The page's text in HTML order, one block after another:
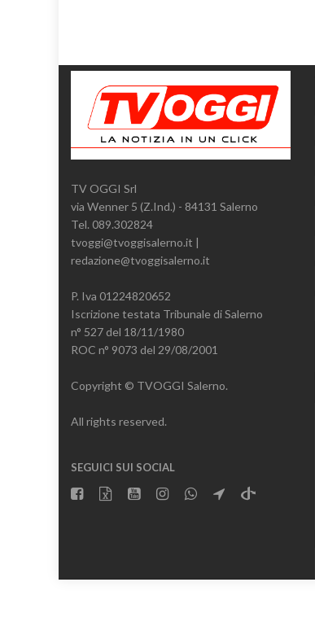
TV OGGI Srl
via Wenner 5 (Z.Ind.) - 84131 Salerno
Tel. 089.302824
tvoggi@tvoggisalerno.it |
redazione@tvoggisalerno.it
P. Iva 01224820652
Iscrizione testata Tribunale di Salerno
n° 527 del 18/11/1980
ROC n° 9073 del 29/08/2001
Copyright © TVOGGI Salerno.
All rights reserved.
SEGUICI SUI SOCIAL